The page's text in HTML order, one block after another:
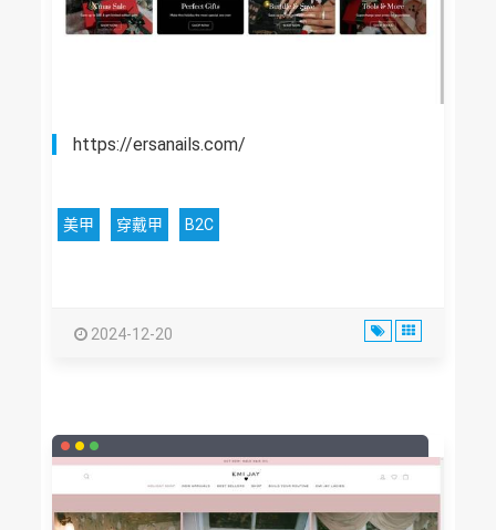
https://ersanails.com/
美甲 穿戴甲 B2C
2024-12-20